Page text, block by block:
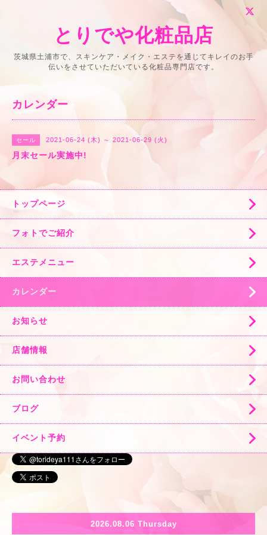
とりでや化粧品店
茨城県土浦市で、スキンケア・メイク・エステを通じてキレイのお手
伝いをさせていただいている化粧品専門店です。
カレンダー
セール 2021-06-24 (木) ～ 2021-06-29 (火)
月末セール実施中!
トップページ
フォトでご紹介
エステメニュー
カレンダー
お知らせ
店舗情報
お問い合わせ
ブログ
イベント予約
2026.08.06 Thursday